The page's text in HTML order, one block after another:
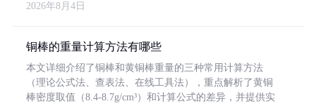
2026年8月4日
铜棒的重量计算方法有哪些
本文详细介绍了铜棒和黄铜棒重量的三种常用计算方法
（理论公式法、查表法、在线工具法），重点解析了黄铜
棒密度取值（8.4-8.7g/cm³）和计算公式的差异，并提供实